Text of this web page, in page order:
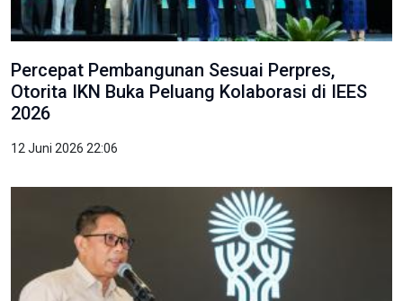
Percepat Pembangunan Sesuai Perpres,
Otorita IKN Buka Peluang Kolaborasi di IEES
2026
12 Juni 2026 22:06